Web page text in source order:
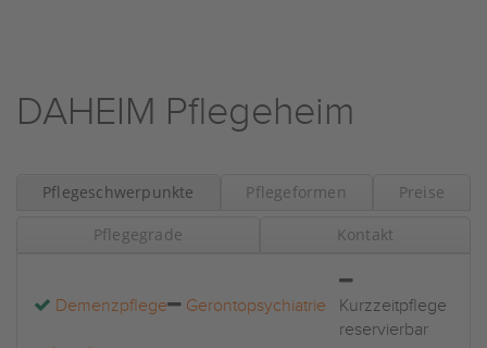
DAHEIM Pflegeheim
Pflegeschwerpunkte Pflegeformen Preise
Pflegegrade Kontakt
Demenzpflege Gerontopsychiatrie
Kurzzeitpflege
reservierbar